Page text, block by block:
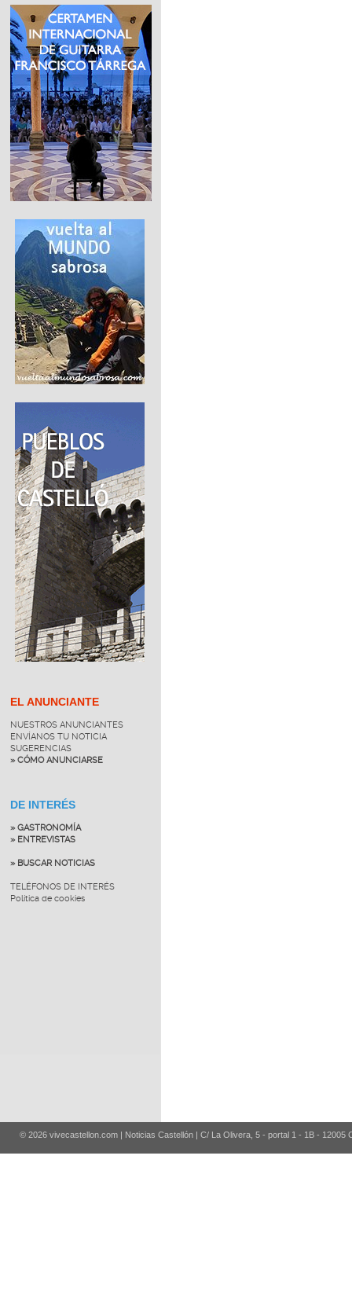
EL ANUNCIANTE
NUESTROS ANUNCIANTES
ENVÍANOS TU NOTICIA
SUGERENCIAS
» CÓMO ANUNCIARSE
DE INTERÉS
» GASTRONOMÍA
» ENTREVISTAS
» BUSCAR NOTICIAS
TELÉFONOS DE INTERÉS
Política de cookies
© 2026 vivecastellon.com | Noticias Castellón | C/ La Olivera, 5 - portal 1 - 1B - 12005